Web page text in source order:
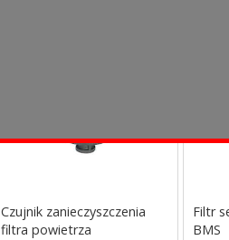
Czujnik zanieczyszczenia
filtra powietrza
Filtr
BMS